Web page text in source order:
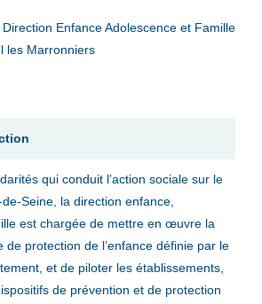
Enfance Adolescence et Famille
les Marronniers
qui conduit l’action sociale sur le
Seine, la direction enfance,
est chargée de mettre en œuvre la
de protection de l’enfance définie par le
et de piloter les établissements,
de prévention et de protection